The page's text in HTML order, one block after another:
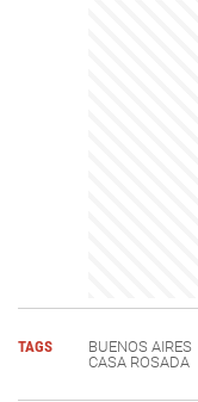
TAGS BUENOS AIRES
CASA ROSADA